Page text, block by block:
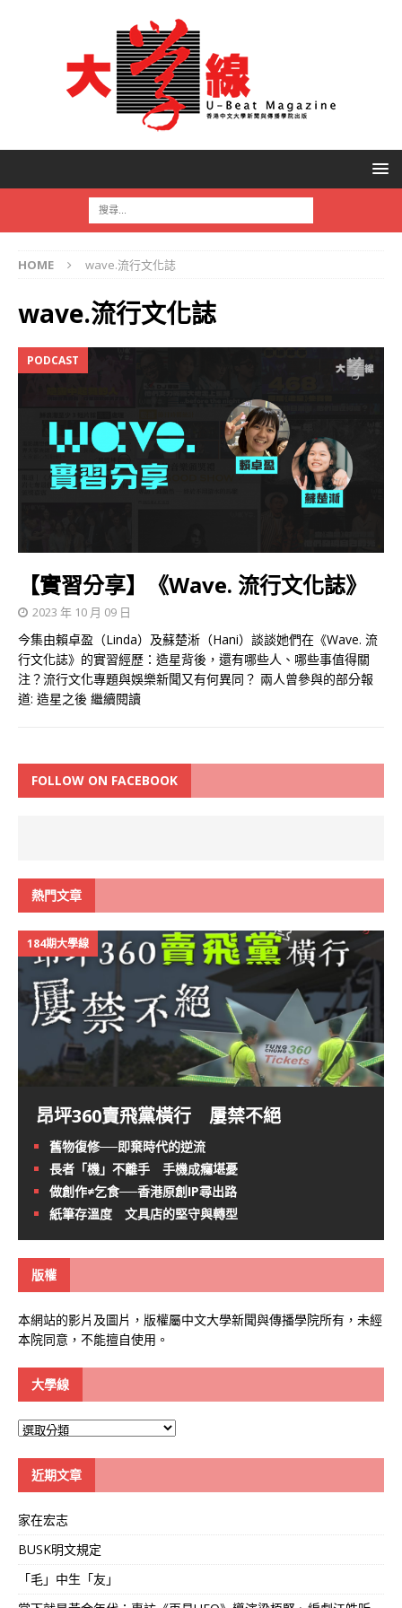
HOME wave.流行文化誌
wave.流行文化誌
PODCAST
【實習分享】《Wave. 流行文化誌》
2023 年 10 月 09 日
今集由賴卓盈（Linda）及蘇楚淅（Hani）談談她們在《Wave. 流
行文化誌》的實習經歷：造星背後，還有哪些人、哪些事值得關
注？流行文化專題與娛樂新聞又有何異同？ 兩人曾參與的部分報
道: 造星之後 繼續閱讀
FOLLOW ON FACEBOOK
熱門文章
184期大學線
昂坪360賣飛黨橫行 屢禁不絕
舊物復修──即棄時代的逆流
長者「機」不離手 手機成癮堪憂
做創作≠乞食──香港原創IP尋出路
紙筆存溫度 文具店的堅守與轉型
版權
本網站的影片及圖片，版權屬中文大學新聞與傳播學院所有，未經
本院同意，不能擅自使用。
大學線
大
近期文章
家在宏志
BUSK明文規定
「毛」中生「友」